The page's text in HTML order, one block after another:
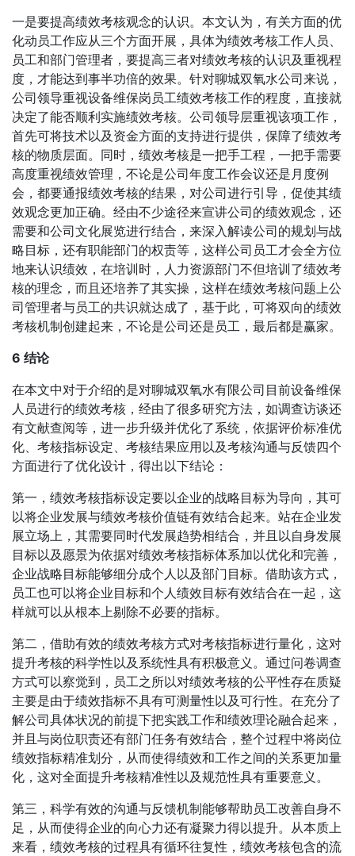
一是要提高绩效考核观念的认识。本文认为，有关方面的优
化动员工作应从三个方面开展，具体为绩效考核工作人员、
员工和部门管理者，要提高三者对绩效考核的认识及重视程
度，才能达到事半功倍的效果。针对聊城双氧水公司来说，
公司领导重视设备维保岗员工绩效考核工作的程度，直接就
决定了能否顺利实施绩效考核。公司领导层重视该项工作，
首先可将技术以及资金方面的支持进行提供，保障了绩效考
核的物质层面。同时，绩效考核是一把手工程，一把手需要
高度重视绩效管理，不论是公司年度工作会议还是月度例
会，都要通报绩效考核的结果，对公司进行引导，促使其绩
效观念更加正确。经由不少途径来宣讲公司的绩效观念，还
需要和公司文化展览进行结合，来深入解读公司的规划与战
略目标，还有职能部门的权责等，这样公司员工才会全方位
地来认识绩效，在培训时，人力资源部门不但培训了绩效考
核的理念，而且还培养了其实操，这样在绩效考核问题上公
司管理者与员工的共识就达成了，基于此，可将双向的绩效
考核机制创建起来，不论是公司还是员工，最后都是赢家。
6 结论
在本文中对于介绍的是对聊城双氧水有限公司目前设备维保
人员进行的绩效考核，经由了很多研究方法，如调查访谈还
有文献查阅等，进一步升级并优化了系统，依据评价标准优
化、考核指标设定、考核结果应用以及考核沟通与反馈四个
方面进行了优化设计，得出以下结论：
第一，绩效考核指标设定要以企业的战略目标为导向，其可
以将企业发展与绩效考核价值链有效结合起来。站在企业发
展立场上，其需要同时代发展趋势相结合，并且以自身发展
目标以及愿景为依据对绩效考核指标体系加以优化和完善，
企业战略目标能够细分成个人以及部门目标。借助该方式，
员工也可以将企业目标和个人绩效目标有效结合在一起，这
样就可以从根本上剔除不必要的指标。
第二，借助有效的绩效考核方式对考核指标进行量化，这对
提升考核的科学性以及系统性具有积极意义。通过问卷调查
方式可以察觉到，员工之所以对绩效考核的公平性存在质疑
主要是由于绩效指标不具有可测量性以及可行性。在充分了
解公司具体状况的前提下把实践工作和绩效理论融合起来，
并且与岗位职责还有部门任务有效结合，整个过程中将岗位
绩效指标精准划分，从而使得绩效和工作之间的关系更加量
化，这对全面提升考核精准性以及规范性具有重要意义。
第三，科学有效的沟通与反馈机制能够帮助员工改善自身不
足，从而使得企业的向心力还有凝聚力得以提升。从本质上
来看，绩效考核的过程具有循环往复性，绩效考核包含的流